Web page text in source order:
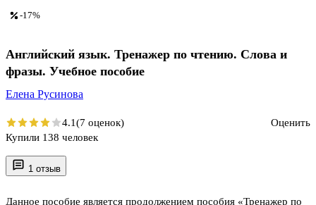
1 отзыв
Данное пособие является продолжением пособия «Тренажер по
-17%
Английский язык. Тренажер по чтению. Слова и
фразы. Учебное пособие
Елена Русинова
4.1(7 оценок)
Оценить
Купили 138 человек